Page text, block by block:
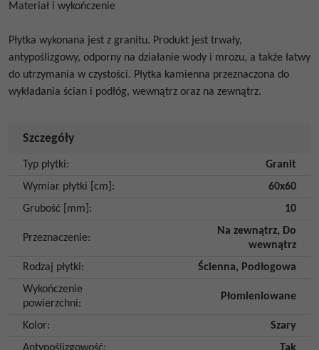
Materiał i wykończenie
Płytka wykonana jest z granitu. Produkt jest trwały,
antypoślizgowy, odporny na działanie wody i mrozu, a także łatwy
do utrzymania w czystości. Płytka kamienna przeznaczona do
wykładania ścian i podłóg, wewnątrz oraz na zewnątrz.
Szczegóły
Typ płytki:
Granit
Wymiar płytki [cm] :
60x60
Grubość [mm] : 10
Przeznaczenie:
Na zewnątrz, Do
wewnątrz
Rodzaj płytki: Ścienna, Podłogowa
Wykończenie
powierzchni:
Płomieniowane
Kolor:
Szary